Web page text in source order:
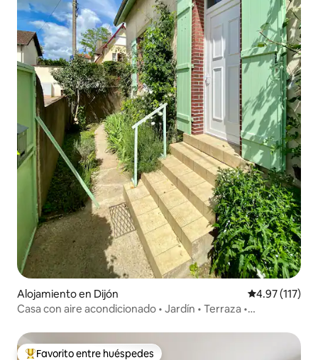
Alojamiento en Dijón Calificación
4.97 (117)
Casa con aire acondicionado • Jardín • Terraza •
Favorito entre huéspedes